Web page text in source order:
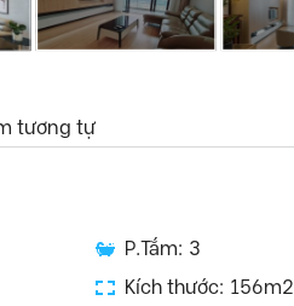
tương tự
P.Tắm: 3
Kích thước: 156m2